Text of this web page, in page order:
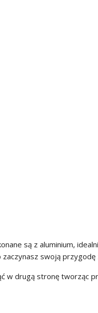
są z aluminium,
swoją
w drugą stronę tworząc